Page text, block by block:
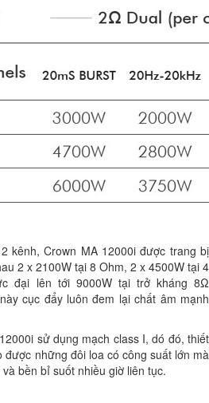
kênh, Crown MA 12000i được trang bị
2 x 2100W tại 8 Ohm, 2 x 4500W tại 4
đại lên tới 9000W tại trở kháng 8Ω
cục đẩy luôn đem lại chất âm mạnh
sử dụng mạch class I, dó đó, thiết
những đôi loa có công suất lớn mà
bền bỉ suốt nhiều giờ liên tục.